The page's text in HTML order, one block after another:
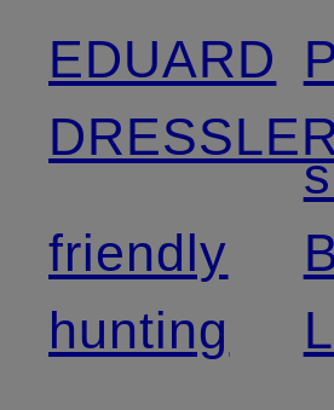
EDUARD
DRESSLER
friendly
hunting